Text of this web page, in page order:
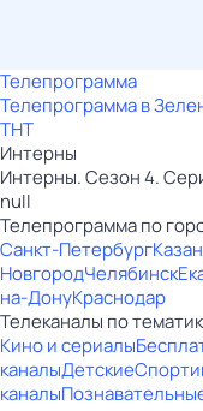
Телепрограмма
Телепрограмма в
ТНТ
Интерны
Интерны. Сезон 4.
null
Телепрограмма по
Санкт-Петербург
НовгородЧелябинск
на-ДонуКраснодар
Телеканалы по
Кино и сериалы
каналыДетские
каналы